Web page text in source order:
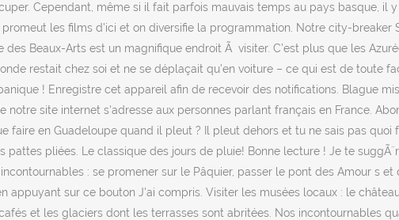
Cependant, même si il fait parfois mauvais temps au pays basque, il
les films d'ici et on diversifie la programmation. Notre city-breaker
Beaux-Arts est un magnifique endroit Ã visiter. C’est plus que les
restait chez soi et ne se déplaçait qu’en voiture – ce qui est de toute
! Enregistre cet appareil afin de recevoir des notifications. Blague
notre site internet s'adresse aux personnes parlant français en France.
faire en Guadeloupe quand il pleut ? Il pleut dehors et tu ne sais pas
pattes pliées. Le classique des jours de pluie! Bonne lecture ! Je te
incontournables : se promener sur le Pâquier, passer le pont des Amour s
sur ce bouton J'ai compris. Visiter les musées locaux : le château
et les glaciers dont les terrasses sont abritées. Nos incontournables